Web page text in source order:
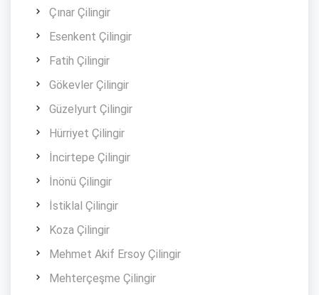
Çınar Çilingir
Esenkent Çilingir
Fatih Çilingir
Gökevler Çilingir
Güzelyurt Çilingir
Hürriyet Çilingir
İncirtepe Çilingir
İnönü Çilingir
İstiklal Çilingir
Koza Çilingir
Mehmet Akif Ersoy Çilingir
Mehterçeşme Çilingir